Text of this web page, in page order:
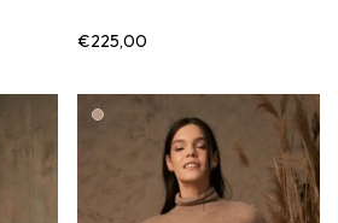
€225,00